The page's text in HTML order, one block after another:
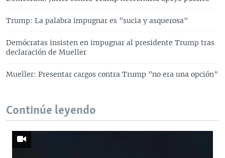
Trump: La palabra impugnar es "sucia y asquerosa"
Demócratas insisten en impugnar al presidente Trump tras
declaración de Mueller
Mueller: Presentar cargos contra Trump "no era una opción"
Continúe leyendo